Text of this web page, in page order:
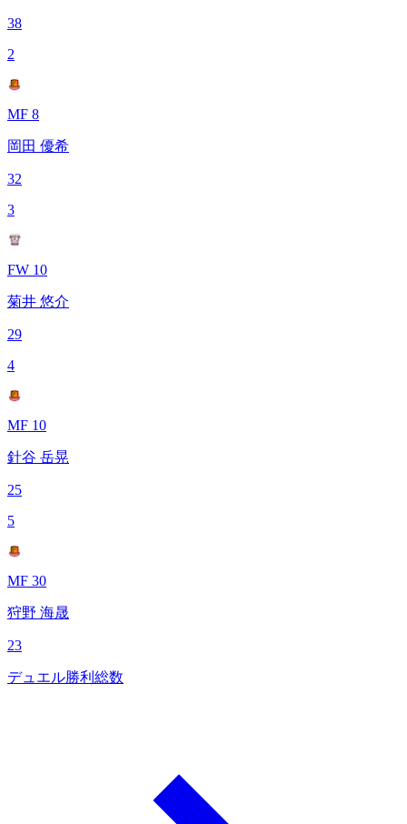
38
2
MF 8
岡田 優希
32
3
FW 10
菊井 悠介
29
4
MF 10
針谷 岳晃
25
5
MF 30
狩野 海晟
23
デュエル勝利総数